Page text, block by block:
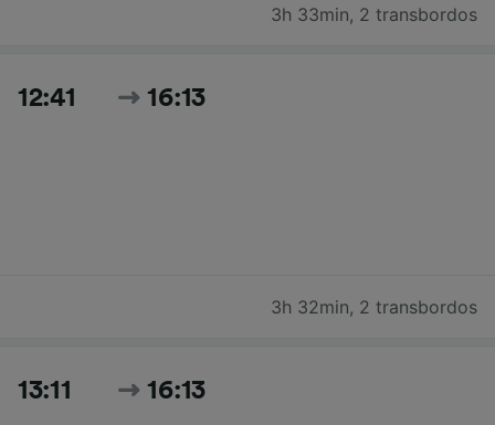
3h 33min, 2 transbordos
12:41 16:13
3h 32min, 2 transbordos
13:11 16:13